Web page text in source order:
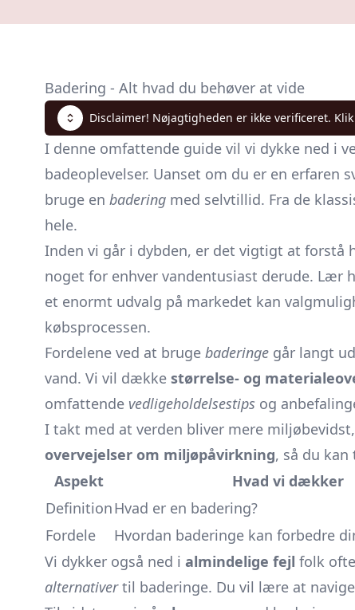
Badering - Alt hvad du behøver at vide
Disclaimer! Nøjagtigheden er ikke verificeret.
I denne omfattende guide vil vi dykke ned i
badeoplevelser. Uanset om du er en
bruge en badering med selvtillid. Fra de
hele.
Inden vi går i dybden, er det vigtigt at forstå
noget for enhver vandentusiast derude. Lær
et enormt udvalg på markedet kan
købsprocessen.
Fordelene ved at bruge baderinge går langt
vand. Vi vil dække størrelse- og
omfattende vedligeholdelsestips og
I takt med at verden bliver mere
overvejelser om miljøpåvirkning, så du
Aspekt
Hvad vi dækker
DefinitionHvad er en badering?
Fordele
Hvordan baderinge kan forbedre
Vi dykker også ned i almindelige fejl folk
alternativertil baderinge. Du vil lære at